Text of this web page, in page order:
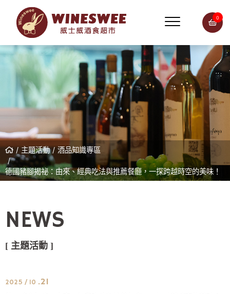
0
主題活動 酒品知識專區
德國豬腳揭祕：由來、經典吃法與推薦餐廳，一探跨越時空的美味！
NEWS
[ 主題活動 ]
2025 / 10 .21